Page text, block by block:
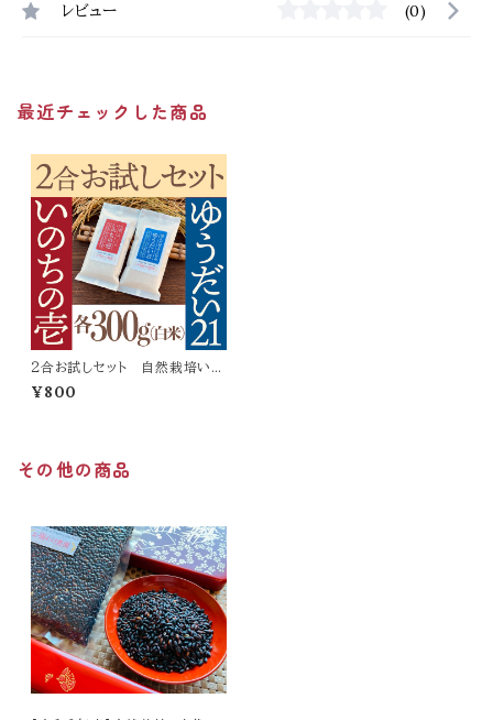
レビュー (0)
最近チェックした商品
２合お試しセット 自然栽培いの
ちの壱・ゆうだい２１【令和７年
産】各１kg
¥800
その他の商品